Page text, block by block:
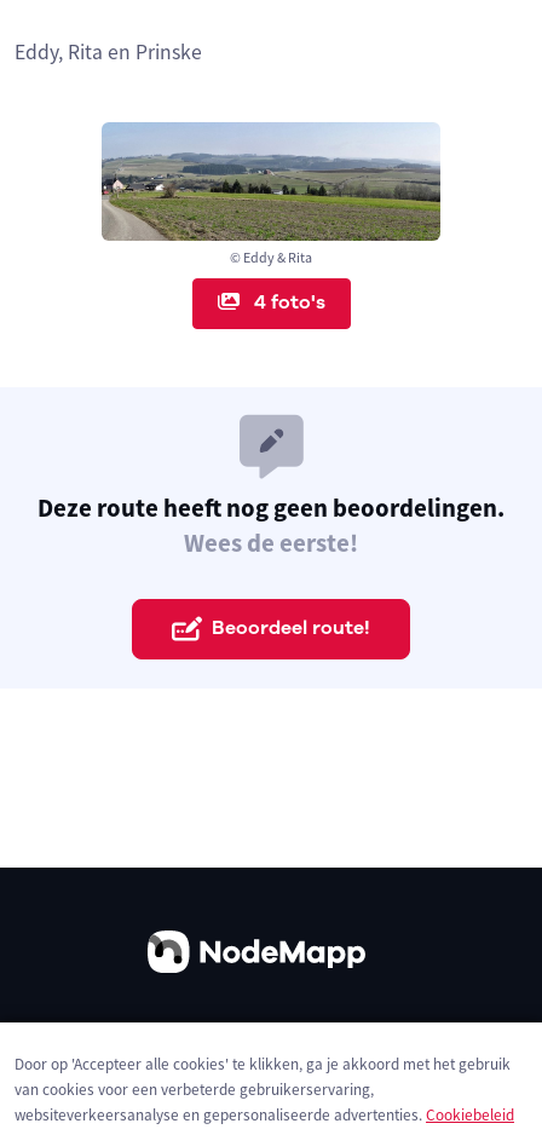
© Eddy & Rita
4 foto's
Eddy, Rita en Prinske
Deze route heeft nog geen beoordelingen.
Wees de eerste!
Beoordeel route!
Privacybeleid Cookies
Door op 'Accepteer alle cookies' te klikken, ga je akkoord met het gebruik
van cookies voor een verbeterde gebruikerservaring,
websiteverkeersanalyse en gepersonaliseerde advertenties.Cookiebeleid